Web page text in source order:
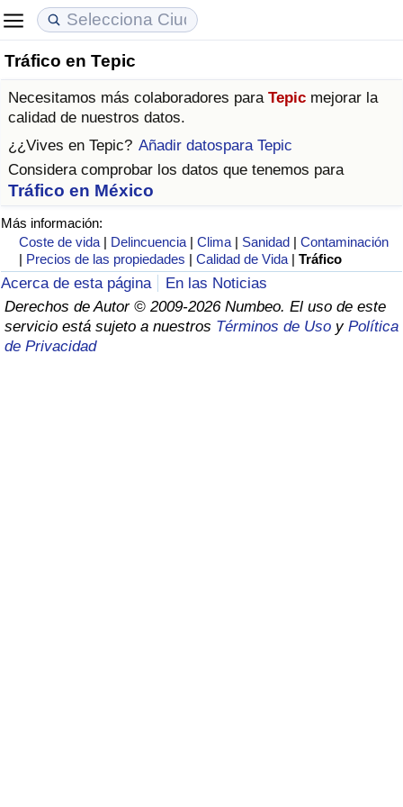
Tráfico en Tepic
Necesitamos más colaboradores para Tepic mejorar la
calidad de nuestros datos.
¿¿Vives en Tepic? Añadir datospara Tepic
Considera comprobar los datos que tenemos para
Tráfico en México
Más información:
Coste de vida | Delincuencia |Clima | Sanidad |Contaminación
| Precios de las propiedades |Calidad de Vida |Tráfico
Acerca de esta página
En las Noticias
Derechos de Autor © 2009-2026 Numbeo. El uso de este
servicio está sujeto a nuestros Términos de Uso y Política
de Privacidad
Coste de vida
Índice de Costo de Vida (Actual)
Índice de Costo de Vida
Índice de costo de vida por país
en aqaba
Precios de las propiedades
Índice de Precios de Inmuebles (Actual)
Índice de Precios de Inmuebles
Índice de Precios de Inmuebles por País
Calidad de Vida
Índice de Calidad de Vida
Índice de Calidad de Vida (Actual)
Índice de calidad de vida por país
Delincuencia
Calificación del Índice de Criminalidad
(Actual)